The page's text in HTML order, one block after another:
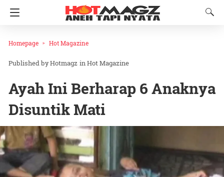
Homepage Hot Magazine
Hotmagz inHot Magazine
Ayah Ini Berharap 6 Anaknya
Disuntik Mati